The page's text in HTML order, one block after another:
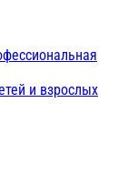
и взрослых